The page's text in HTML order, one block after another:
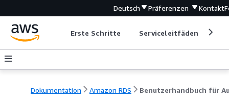
Deutsch Präferenzen Kontakt
Erste Schritte Serviceleitfäden
Dokumentation Amazon RDS